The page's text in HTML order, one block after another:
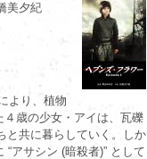
美夕紀
より、植物
歳の少女・アイは、瓦礫
と共に暮らしていく。しか
アサシン (暗殺者)” として